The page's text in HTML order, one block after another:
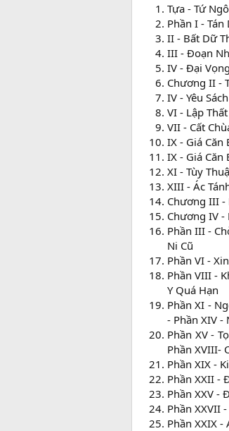
Tựa - Tứ
Phần I - Tán
II - Bất Dữ
III - Đoạn
IV - Đại
Chương II -
IV - Yêu
VI - Lập
VII - Cất
IX - Giá Căn
IX - Giá Căn
XI - Tùy
XIII - Ác
Chương III -
Chương IV -
Phần III -
Ni Cũ
Phần VI -
Phần VIII -
Y Quá Hạn
Phần XI -
- Phần XIV -
Phần XV -
Phần XVIII-
Phần XIX -
Phần XXII -
Phần XXV -
Phần XXVII
Phần XXIX -